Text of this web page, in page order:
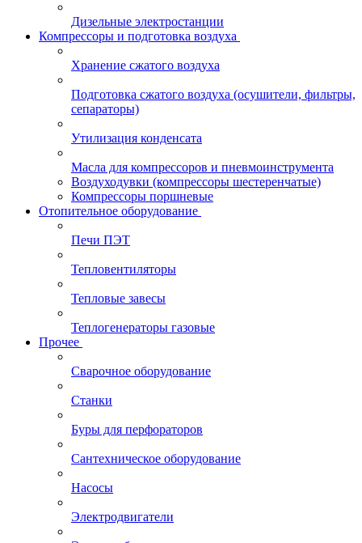
Дизельные электростанции
Компрессоры и подготовка воздуха
Хранение сжатого воздуха
Подготовка сжатого воздуха (осушители, фильтры,
сепараторы)
Утилизация конденсата
Масла для компрессоров и пневмоинструмента
Воздуходувки (компрессоры шестеренчатые)
Компрессоры поршневые
Отопительное оборудование
Печи ПЭТ
Тепловентиляторы
Тепловые завесы
Теплогенераторы газовые
Прочее
Сварочное оборудование
Станки
Буры для перфораторов
Сантехническое оборудование
Насосы
Электродвигатели